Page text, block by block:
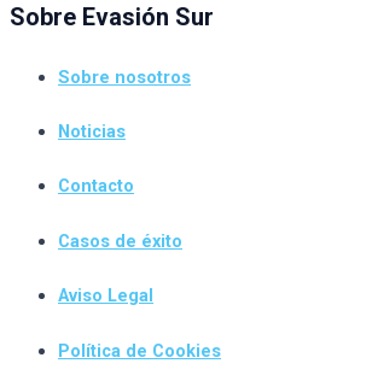
Sobre Evasión Sur
Sobre nosotros
Noticias
Contacto
Casos de éxito
Aviso Legal
Política de Cookies